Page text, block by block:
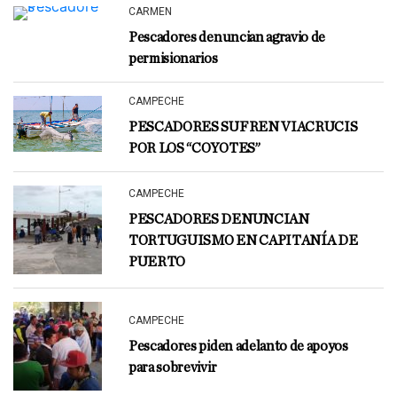
CARMEN
Pescadores denuncian agravio de
permisionarios
CAMPECHE
PESCADORES SUFREN VIACRUCIS
POR LOS “COYOTES”
CAMPECHE
PESCADORES DENUNCIAN
TORTUGUISMO EN CAPITANÍA DE
PUERTO
CAMPECHE
Pescadores piden adelanto de apoyos
para sobrevivir